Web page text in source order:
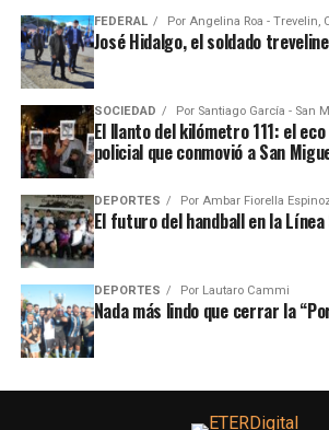
FEDERAL Por Angelina Roa - Trevelin,
José Hidalgo, el soldado
SOCIEDAD Por Santiago García - San
El llanto del kilómetro 111: el
policial que conmovió a San
DEPORTES Por Ambar Fiorella
El futuro del handball en la
DEPORTES Por Lautaro Cammi
Nada más lindo que cerrar la